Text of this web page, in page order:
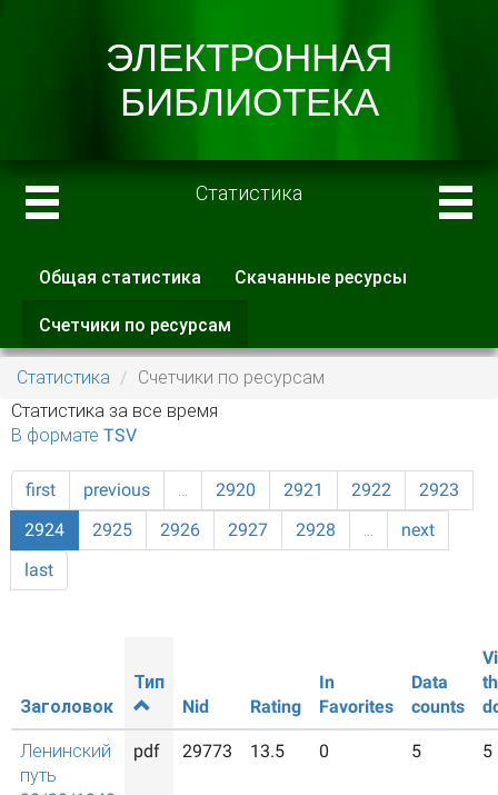
Статистика
Главные вкладки
Общая статистика Скачанные ресурсы
Счетчики по ресурсам
вкладка)
Статистика
Счетчики по ресурсам
Статистика за все время
В формате TSV
first previous … 2920 2921 2922
2923
2924
2925 2926 2927 2928 …
next
last
Заголовок
Тип
Nid
Rating
In
Favorites
Data
counts
Ленинский
путь
pdf 29773 13.5 0 5 5